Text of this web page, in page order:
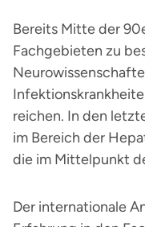
Bereits Mitte der
Fachgebieten zu
reichen. In den
im Bereich der
die im Mittelpunkt
Der internationale